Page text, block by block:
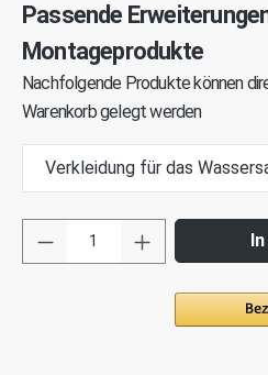
Passende
Montageprodukte
Nachfolgende Produkte können
Warenkorb gelegt werden
Verkleidung für das